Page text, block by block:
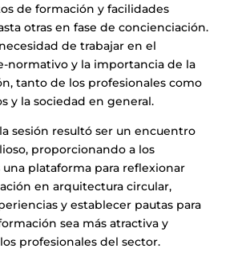
de formación y facilidades
otras en fase de concienciación.
de trabajar en el
normativo y la importancia de la
tanto de los profesionales como
y la sociedad en general.
sesión resultó ser un encuentro
proporcionando a los
plataforma para reflexionar
en arquitectura circular,
y establecer pautas para
sea más atractiva y
profesionales del sector.